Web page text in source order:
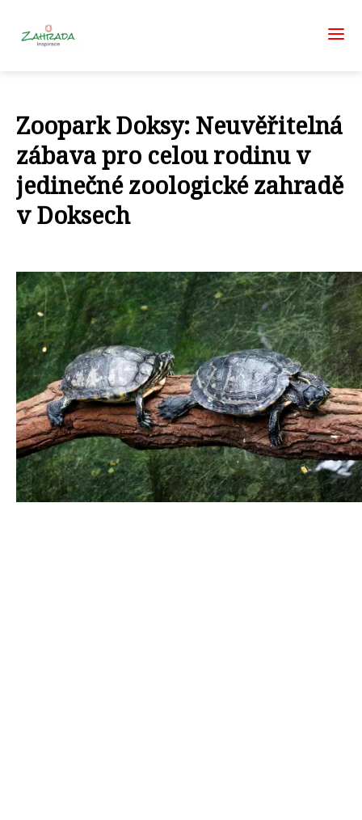
Zoopark Doksy: Neuvěřitelná
zábava pro celou rodinu v
jedinečné zoologické zahradě
v Doksech